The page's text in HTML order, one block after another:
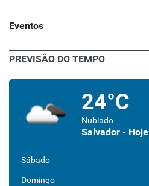
Eventos
PREVISÃO DO TEMPO
24°C
Nublado
Salvador - Hoje
Sábado
Domingo